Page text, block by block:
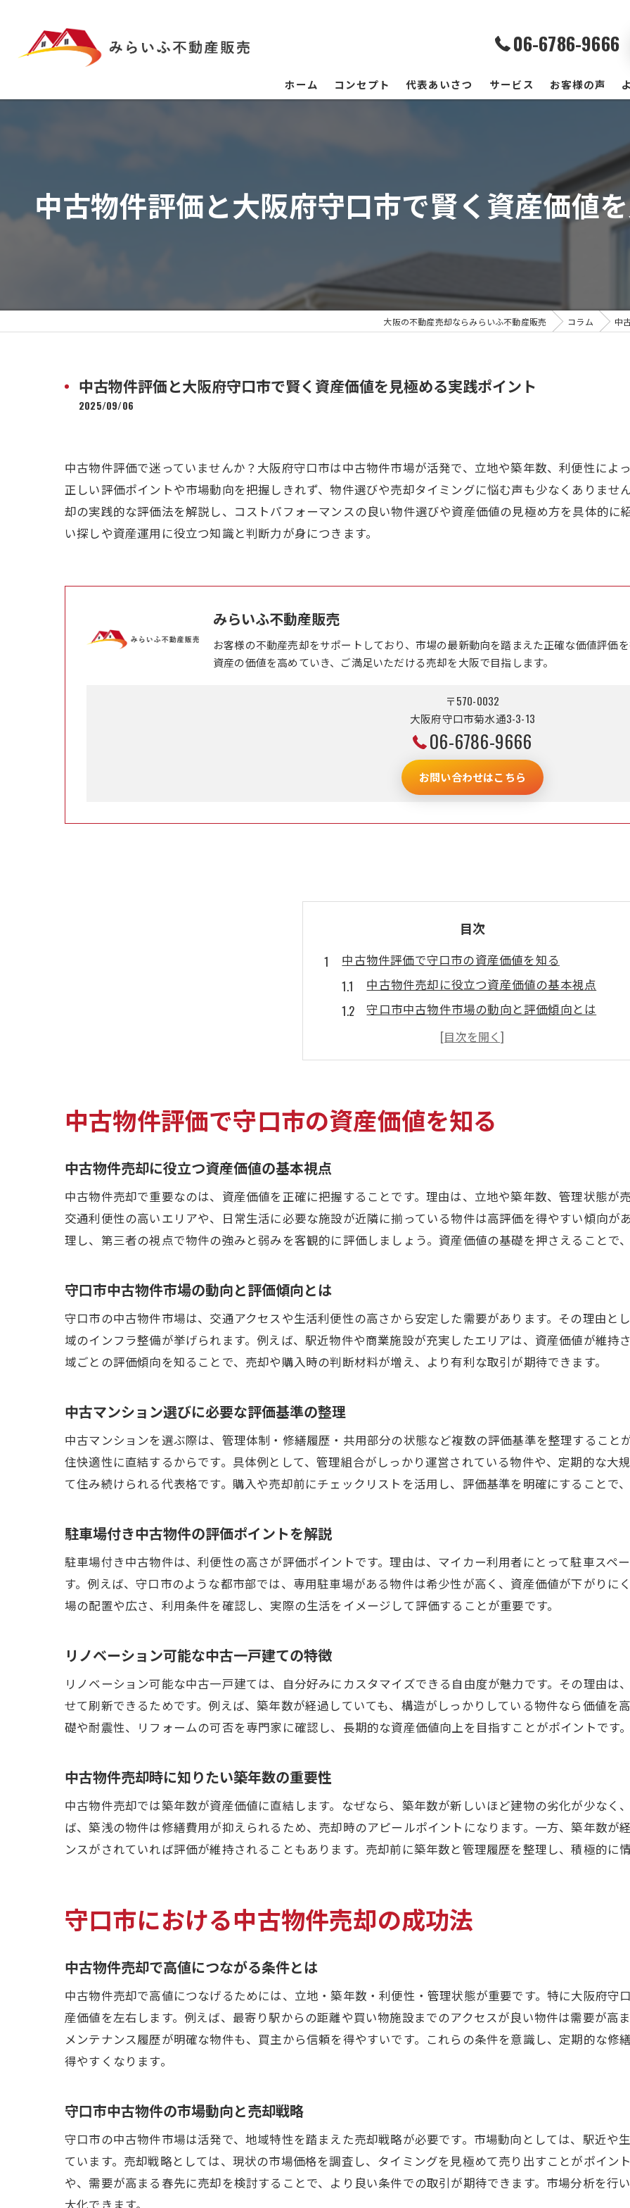
06-6786-9666
ホーム コンセプト 代表あいさつ サービス お客様の声
中古物件評価と大阪府守口市で賢く資産価値
大阪の不動産売却ならみらいふ不動産販売 コラム 中
中古物件評価と大阪府守口市で賢く資産価値を見極める実践ポイント
2025/09/06
中古物件評価で迷っていませんか？大阪府守口市は中古物件市場が活発で、立地や築年数、利便性によ
正しい評価ポイントや市場動向を把握しきれず、物件選びや売却タイミングに悩む声も少なくありませ
却の実践的な評価法を解説し、コストパフォーマンスの良い物件選びや資産価値の見極め方を具体的に
い探しや資産運用に役立つ知識と判断力が身につきます。
みらいふ不動産販売
お客様の不動産売却をサポートしており、市場の最新動向を踏まえた正確な価値評価
資産の価値を高めていき、ご満足いただける売却を大阪で目指します。
〒570-0032
大阪府守口市菊水通3-3-13
06-6786-9666
お問い合わせはこちら
目次
中古物件評価で守口市の資産価値を知る
中古物件売却に役立つ資産価値の基本視点
守口市中古物件市場の動向と評価傾向とは
中古マンション選びに必要な評価基準の整理
駐車場付き中古物件の評価ポイントを解説
中古物件売却時に知りたい築年数の重要性
守口市における中古物件売却の成功法
リノベーション提案が売却に与える影響
住み替え時に押さえるべき売却の流れ
中古物件売却で注目されるリノベーション性
守口市中古物件の間取りと施工事例の比較
中古物件売却時のリノベーション費用の考え方
資産価値を高める中古物件評価のコツ
リノベーション物件で資産価値を高める方法
中古マンションと一戸建ての評価比較の視点
中古物件売却前に知るべき現状分析の重要性
守口市中古物件市場の変動要因と資産価値
築年数による中古物件評価の傾向について
中古物件売却時期と現状分析の関係性を解説
中古物件売却時に押さえたい評価ポイント
中古物件売却で必須となる評価ポイント一覧
リノベーション済み物件の売却メリット解説
住み替えに役立つ守口市中古物件の見極め方
中古物件売却と住み替え成功へのプロセス
守口市中古物件で重視すべき見極めポイント
中古物件売却後に後悔しない住み替え判断
守口市中古物件売却で損をしない判断基準
中古物件売却で損しないための判断ポイント
中古物件評価で守口市の資産価値を知る
中古物件売却に役立つ資産価値の基本視点
中古物件売却で重要なのは、資産価値を正確に把握することです。理由は、立地や築年数、管理状態が
交通利便性の高いエリアや、日常生活に必要な施設が近隣に揃っている物件は高評価を得やすい傾向が
理し、第三者の視点で物件の強みと弱みを客観的に評価しましょう。資産価値の基礎を押さえることで
守口市中古物件市場の動向と評価傾向とは
守口市の中古物件市場は、交通アクセスや生活利便性の高さから安定した需要があります。その理由と
域のインフラ整備が挙げられます。例えば、駅近物件や商業施設が充実したエリアは、資産価値が維持
域ごとの評価傾向を知ることで、売却や購入時の判断材料が増え、より有利な取引が期待できます。
中古マンション選びに必要な評価基準の整理
中古マンションを選ぶ際は、管理体制・修繕履歴・共用部分の状態など複数の評価基準を整理すること
住快適性に直結するからです。具体例として、管理組合がしっかり運営されている物件や、定期的な大
て住み続けられる代表格です。購入や売却前にチェックリストを活用し、評価基準を明確にすることで
駐車場付き中古物件の評価ポイントを解説
駐車場付き中古物件は、利便性の高さが評価ポイントです。理由は、マイカー利用者にとって駐車スペ
す。例えば、守口市のような都市部では、専用駐車場がある物件は希少性が高く、資産価値が下がりに
場の配置や広さ、利用条件を確認し、実際の生活をイメージして評価することが重要です。
リノベーション可能な中古一戸建ての特徴
リノベーション可能な中古一戸建ては、自分好みにカスタマイズできる自由度が魅力です。その理由は
せて刷新できるためです。例えば、築年数が経過していても、構造がしっかりしている物件なら価値を
礎や耐震性、リフォームの可否を専門家に確認し、長期的な資産価値向上を目指すことがポイントです
中古物件売却時に知りたい築年数の重要性
中古物件売却では築年数が資産価値に直結します。なぜなら、築年数が新しいほど建物の劣化が少なく
ば、築浅の物件は修繕費用が抑えられるため、売却時のアピールポイントになります。一方、築年数が
ンスがされていれば評価が維持されることもあります。売却前に築年数と管理履歴を整理し、積極的に
守口市における中古物件売却の成功法
中古物件売却で高値につながる条件とは
中古物件売却で高値につなげるためには、立地・築年数・利便性・管理状態が重要です。特に大阪府守
産価値を左右します。例えば、最寄り駅からの距離や買い物施設までのアクセスが良い物件は需要が高
メンテナンス履歴が明確な物件も、買主から信頼を得やすいです。これらの条件を意識し、定期的な修
得やすくなります。
守口市中古物件の市場動向と売却戦略
守口市の中古物件市場は活発で、地域特性を踏まえた売却戦略が必要です。市場動向としては、駅近や
ています。売却戦略としては、現状の市場価格を調査し、タイミングを見極めて売り出すことがポイン
や、需要が高まる春先に売却を検討することで、より良い条件での取引が期待できます。市場分析を行
大化できます。